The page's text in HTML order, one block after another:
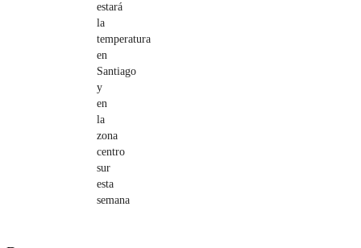
estará
la
temperatura
en
Santiago
y
en
la
zona
centro
sur
esta
semana